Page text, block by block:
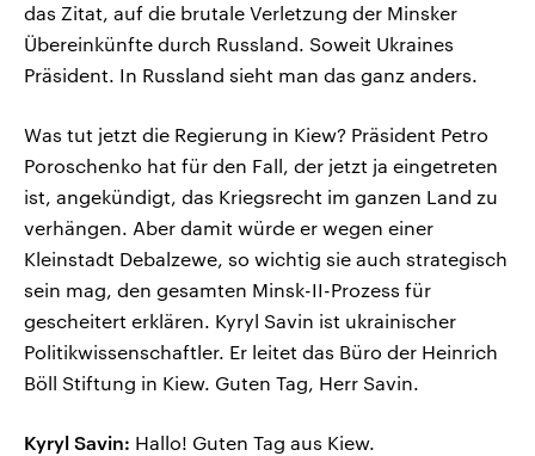
das Zitat, auf die brutale Verletzung der Minsker
Übereinkünfte durch Russland. Soweit Ukraines
Präsident. In Russland sieht man das ganz anders.
Was tut jetzt die Regierung in Kiew? Präsident Petro
Poroschenko hat für den Fall, der jetzt ja eingetreten
ist, angekündigt, das Kriegsrecht im ganzen Land zu
verhängen. Aber damit würde er wegen einer
Kleinstadt Debalzewe, so wichtig sie auch strategisch
sein mag, den gesamten Minsk-II-Prozess für
gescheitert erklären. Kyryl Savin ist ukrainischer
Politikwissenschaftler. Er leitet das Büro der Heinrich
Böll Stiftung in Kiew. Guten Tag, Herr Savin.
Kyryl Savin: Hallo! Guten Tag aus Kiew.